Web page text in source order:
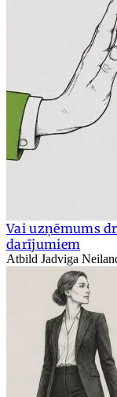
Vai uzņēmums
darījumiem
Atbild Jadviga